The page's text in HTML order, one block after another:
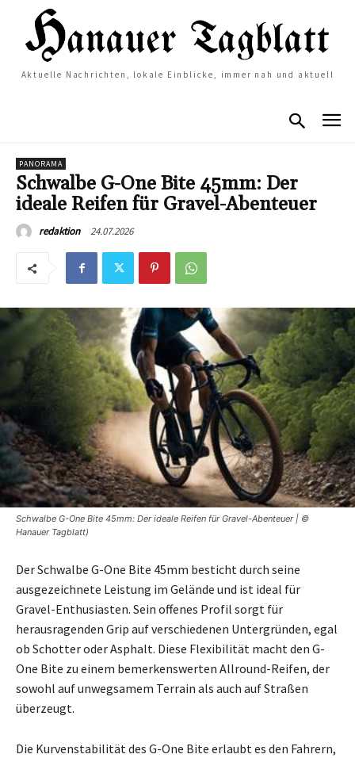
Aktuelle Nachrichten, lokale Einblicke, immer nah und aktuell
PANORAMA
Schwalbe G-One Bite 45mm: Der
ideale Reifen für Gravel-Abenteuer
redaktion 24.07.2026
Schwalbe G-One Bite 45mm: Der ideale Reifen für Gravel-Abenteuer | ©
Hanauer Tagblatt)
Der Schwalbe G-One Bite 45mm besticht durch seine
ausgezeichnete Leistung im Gelände und ist ideal für
Gravel-Enthusiasten. Sein offenes Profil sorgt für
herausragenden Grip auf verschiedenen Untergründen, egal
ob Schotter oder Asphalt. Diese Flexibilität macht den G-
One Bite zu einem bemerkenswerten Allround-Reifen, der
sowohl auf unwegsamem Terrain als auch auf Straßen
überzeugt.
Die Kurvenstabilität des G-One Bite erlaubt es den Fahrern,